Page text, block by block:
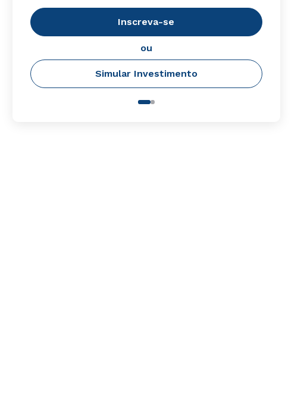
Inscreva-se
ou
Simular Investimento